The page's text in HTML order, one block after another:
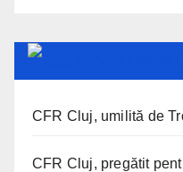
CFR Cluj, umilită de
CFR Cluj, pregătit